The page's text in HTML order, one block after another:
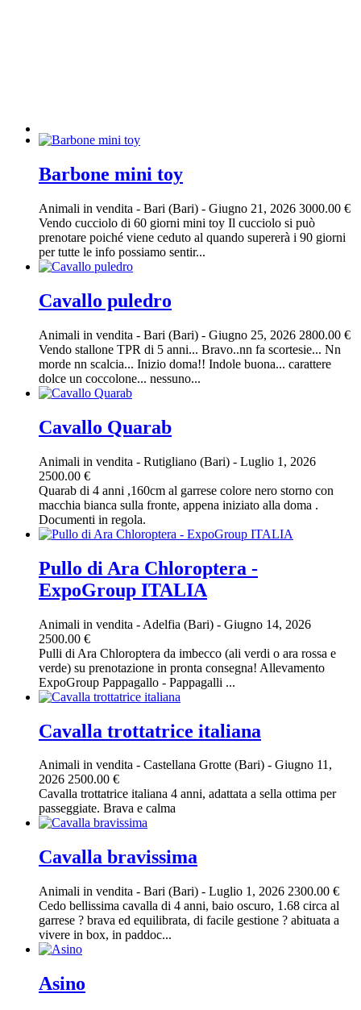
Barbone mini toy
Animali in vendita - Bari (Bari) - Giugno 21, 2026 3000.00 €
Vendo cucciolo di 60 giorni mini toy Il cucciolo si può
prenotare poiché viene ceduto al quando supererà i 90 giorni
per tutte le info possiamo sentir...
Cavallo puledro
Animali in vendita - Bari (Bari) - Giugno 25, 2026 2800.00 €
Vendo stallone TPR di 5 anni... Bravo..nn fa scortesie... Nn
morde nn scalcia... Inizio doma!! Indole buona... carattere
dolce un coccolone... nessuno...
Cavallo Quarab
Animali in vendita - Rutigliano (Bari) - Luglio 1, 2026
2500.00 €
Quarab di 4 anni ,160cm al garrese colore nero storno con
macchia bianca sulla fronte, appena iniziato alla doma .
Documenti in regola.
Pullo di Ara Chloroptera -
ExpoGroup ITALIA
Animali in vendita - Adelfia (Bari) - Giugno 14, 2026
2500.00 €
Pulli di Ara Chloroptera da imbecco (ali verdi o ara rossa e
verde) su prenotazione in pronta consegna! Allevamento
ExpoGroup Pappagallo - Pappagalli ...
Cavalla trottatrice italiana
Animali in vendita - Castellana Grotte (Bari) - Giugno 11,
2026 2500.00 €
Cavalla trottatrice italiana 4 anni, adattata a sella ottima per
passeggiate. Brava e calma
Cavalla bravissima
Animali in vendita - Bari (Bari) - Luglio 1, 2026 2300.00 €
Cedo bellissima cavalla di 4 anni, baio oscuro, 1.68 circa al
garrese ? brava ed equilibrata, di facile gestione ? abituata a
vivere in box, in paddoc...
Asino